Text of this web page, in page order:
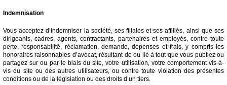
Indemnisation
Vous acceptez d’indemniser la société, ses filiales et ses affiliés, ainsi que ses
dirigeants, cadres, agents, contractants, partenaires et employés, contre toute
perte, responsabilité, réclamation, demande, dépenses et frais, y compris les
honoraires raisonnables d’avocat, résultant de ou lié à tout que vous publiez ou
partagez sur ou par le biais du site, votre utilisation, votre comportement vis-à-
vis du site ou des autres utilisateurs, ou contre toute violation des présentes
conditions ou de la législation ou des droits d’un tiers.